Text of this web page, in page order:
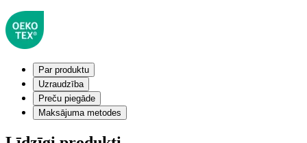
Par produktu
Uzraudzība
Preču piegāde
Maksājuma metodes